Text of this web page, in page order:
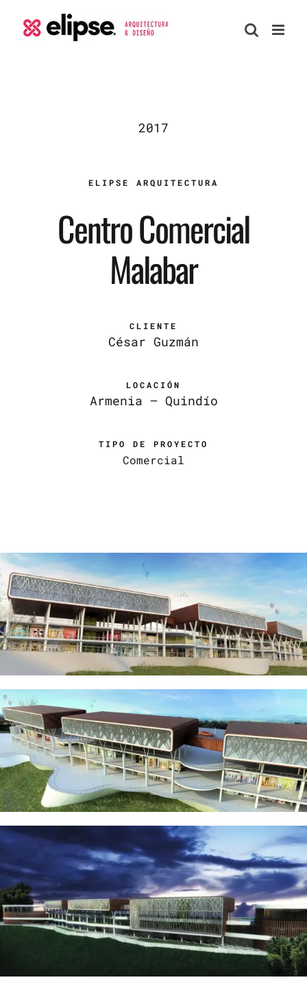
2017
ELIPSE ARQUITECTURA
Centro Comercial
Malabar
CLIENTE
César Guzmán
LOCACIÓN
Armenia – Quindío
TIPO DE PROYECTO
Comercial